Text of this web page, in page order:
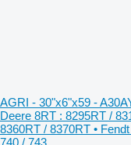
AGRI - 30"x6"x59 -
Deere 8RT : 8295RT /
8360RT / 8370RT •
740 / 743